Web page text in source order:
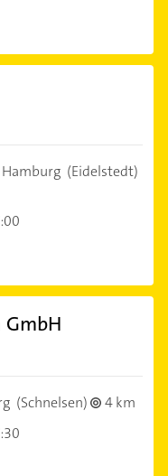
(Eidelstedt)
(Schnelsen)
4 km